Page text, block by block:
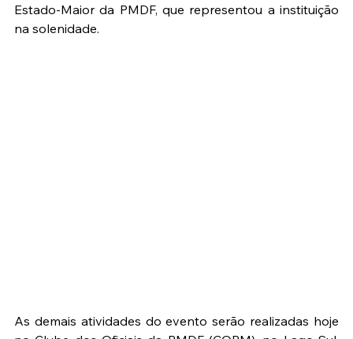
Estado-Maior da PMDF, que representou a instituição
na solenidade.
As demais atividades do evento serão realizadas hoje